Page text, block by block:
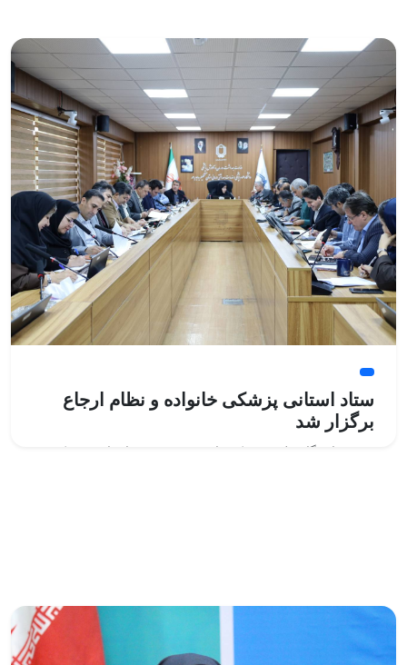
ستاد استانی پزشکی خانواده و نظام ارجاع
برگزار شد
رئیس دانشگاه علوم پزشکی یاسوج در نشست استانی پزشکی
ادامه مطلب